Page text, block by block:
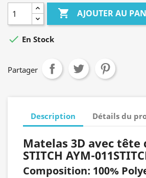
 AJOUTER AU
 En Stock
Partager
Description Détails du
Matelas 3D avec tête
STITCH AYM-
Composition: 100%